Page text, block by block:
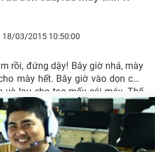
18/03/2015 10:50:00
rồi, đứng dậy! Bây giờ nhá, mày
mày hết. Bây giờ vào dọn cho
và lau cho tao mấy cái máy. Thế